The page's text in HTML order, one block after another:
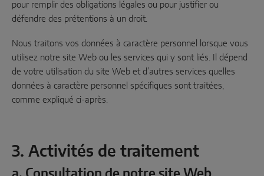
pour remplir des obligations légales ou pour justifier ou
défendre des prétentions à un droit.
Nous traitons vos données à caractère personnel lorsque vous
utilisez notre site Web ou les services qui y sont liés. Il dépend
de votre utilisation du site Web et d’autres services quelles
données à caractère personnel spécifiques sont traitées,
comme expliqué ci-après.
3. Activités de traitement